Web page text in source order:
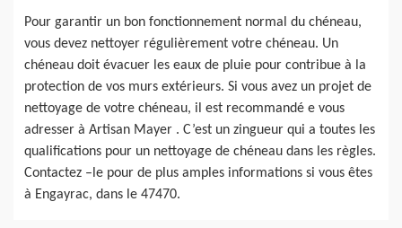
Pour garantir un bon fonctionnement normal du chéneau,
vous devez nettoyer régulièrement votre chéneau. Un
chéneau doit évacuer les eaux de pluie pour contribue à la
protection de vos murs extérieurs. Si vous avez un projet de
nettoyage de votre chéneau, il est recommandé e vous
adresser à Artisan Mayer . C’est un zingueur qui a toutes les
qualifications pour un nettoyage de chéneau dans les règles.
Contactez –le pour de plus amples informations si vous êtes
à Engayrac, dans le 47470.